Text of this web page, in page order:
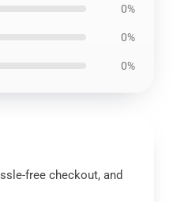
0%
0%
0%
free checkout, and